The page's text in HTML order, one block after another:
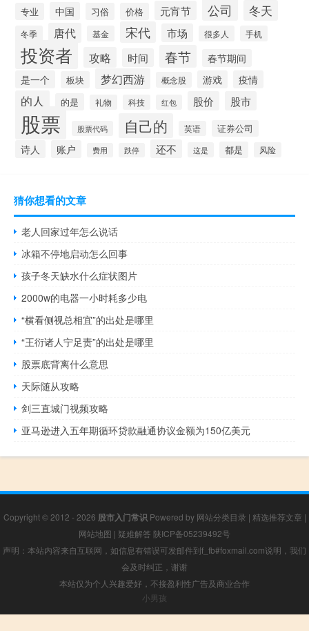
专业 中国 习俗 价格 元宵节 公司 冬天
冬季 唐代 基金 宋代 市场 很多人 手机
投资者 攻略 时间 春节
春节期间
是一个
板块 梦幻西游 概念股 游戏 疫情
的人 的是 礼物 科技 红包 股价 股市
股票 股票代码 自己的 英语 证券公司
诗人 账户 费用 跌停 还不 这是 都是 风险
猜你想看的文章
老人回家过年怎么说话
冰箱不停地启动怎么回事
孩子冬天缺水什么症状图片
2000w的电器一小时耗多少电
“横看侧视总相宜”的出处是哪里
“王衍诸人宁足责”的出处是哪里
股票底背离什么意思
天际随从攻略
剑三直城门视频攻略
亚马逊进入五年期循环贷款融通协议金额为150亿美元
Copyright © 2012 - 2026 股市入门常识Powered by 网站分类目录 | 精选推荐文章 |
网站地图 | 疑难解答 陕ICP备05239492号
声明：本站内容来自互联网，如信息有错误可发邮件到f_fb#foxmail.com说明，我们
会及时纠正，谢谢
本站仅为个人兴趣爱好，不接盈利性广告及商业合作
小男孩